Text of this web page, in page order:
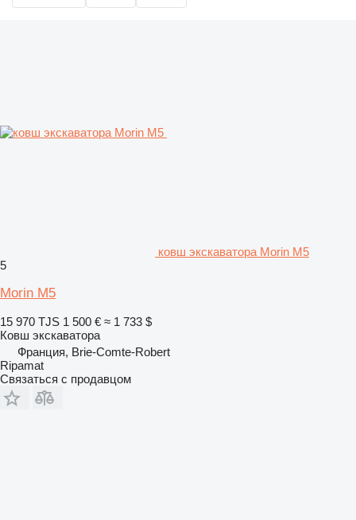
ковш экскаватора Morin M5
5
Morin M5
15 970 TJS 1 500 € ≈ 1 733 $
Ковш экскаватора
Франция, Brie-Comte-Robert
Ripamat
Связаться с продавцом